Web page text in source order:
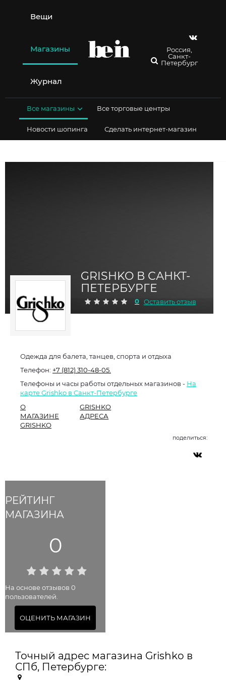
содержимому
Вещи
Магазины
Журнал
Россия,
Санкт-
Петербург
Все магазины Все торговые центры
Новости шопинга Сделать интернет-магазин
GRISHKO В САНКТ-
ПЕТЕРБУРГЕ
0 Оставить отзыв
РЕЙТИНГ
МАГАЗИНА
0
На основе отзывов 0
пользователей.
ОЦЕНИТЬ МАГАЗИН
Одежда для балета, танцев, спорта и отдыха
Телефон: +7 (812) 310-48-05.
Телефоны и часы работы отдельных магазинов - На
карте Grishko в Санкт-Петербурге
О
МАГАЗИНЕ
GRISHKO
GRISHKO
АДРЕСА
поделиться:
Точный адрес магазина Grishko в
СПб, Петербурге: